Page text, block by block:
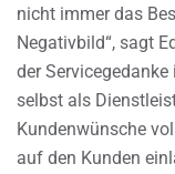
nicht immer das
Negativbild“, sagt
der
selbst als
Kundenwünsche
auf den Kunden